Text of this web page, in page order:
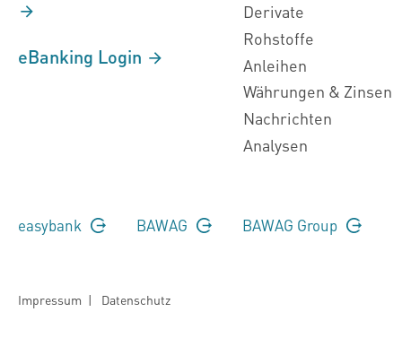
eBanking Login
Derivate
Rohstoffe
Anleihen
Währungen & Zinsen
Nachrichten
Analysen
easybank BAWAG BAWAG Group
Impressum | Datenschutz